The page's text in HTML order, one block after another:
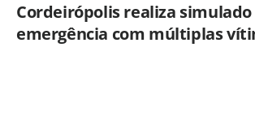
Cordeirópolis realiza simulado
emergência com múltiplas